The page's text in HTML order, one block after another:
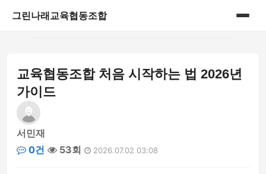
그린나래교육협동조합
게시판
교육협동조합 처음 시작하는 법 2026년
가이드
서민재
0건
53회 2026.07.02 03:08